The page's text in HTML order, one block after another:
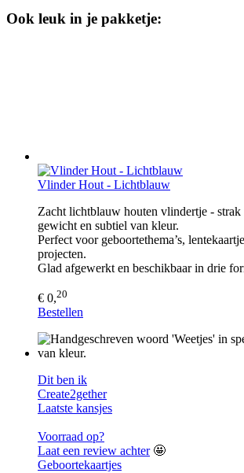
Ook leuk in je pakketje:
Vlinder Hout - Lichtblauw
Zacht lichtblauw houten vlindertje -
gewicht en subtiel van kleur.
Perfect voor geboortethema’s,
projecten.
Glad afgewerkt en beschikbaar in drie
€ 0,20
Bestellen
Dit ben ik
Create2gether
Laatste kansjes
Voorraad op?
Laat een review achter🤩
Geboortekaartjes